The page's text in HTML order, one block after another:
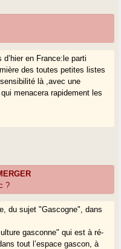
en France:le parti
des toutes petites listes
là ,avec une
menacera rapidement les
?
du sujet "Gascogne", dans
gasconne" qui est à ré-
tout l’espace gascon, à